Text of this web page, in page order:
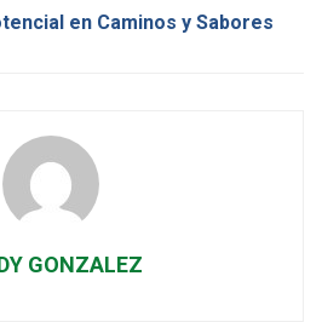
en Caminos y Sabores
GONZALEZ